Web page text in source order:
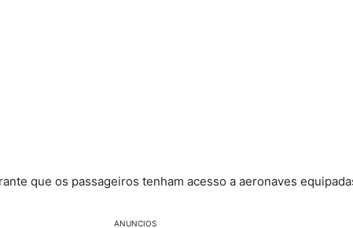
que os passageiros tenham acesso a aeronaves
ANUNCIOS